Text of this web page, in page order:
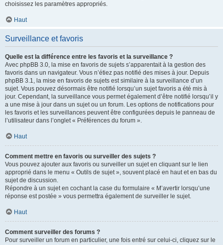
choisissez les paramètres appropriés.
Haut
Surveillance et favoris
Quelle est la différence entre les favoris et la surveillance ?
Avec phpBB 3.0, la mise en favoris de sujets s’apparentait à la gestion des
favoris dans un navigateur. Vous n’étiez pas notifié des mises à jour. Depuis
phpBB 3.1, la mise en favoris de sujets est similaire à la surveillance d’un
sujet. Vous pouvez désormais être notifié lorsqu’un sujet favoris a été mis à
jour. Cependant, la surveillance vous permet également d’être notifié lorsqu’il y
a une mise à jour dans un sujet ou un forum. Les options de notifications pour
les favoris et les surveillances peuvent être configurées depuis le panneau de
l’utilisateur dans l’onglet « Préférences du forum ».
Haut
Comment mettre en favoris ou surveiller des sujets ?
Vous pouvez ajouter aux favoris ou surveiller un sujet en cliquant sur le lien
approprié dans le menu « Outils de sujet », souvent placé en haut et en bas du
sujet de discussion.
Répondre à un sujet en cochant la case du formulaire « M’avertir lorsqu’une
réponse est postée » vous permettra également de surveiller le sujet.
Haut
Comment surveiller des forums ?
Pour surveiller un forum en particulier, une fois entré sur celui-ci, cliquez sur le